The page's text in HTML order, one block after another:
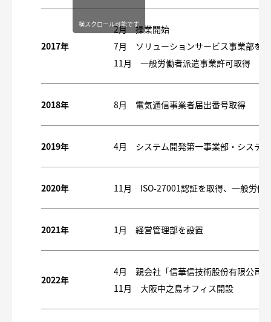
2017年
2月 操業開始
7月 ソリューションサービス事業部を
11月 一般労働者派遣事業許可取得
2018年 8月 電気通信事業者届出番号取得
2019年 4月 システム開発第一事業部・システ
2020年 11月 ISO-27001認証を取得、一般労働
2021年 1月 経営管理部を設置
2022年
4月 親会社「信華信技術股份有限公司
11月 大阪中之島オフィス開設
横スクロール可能です